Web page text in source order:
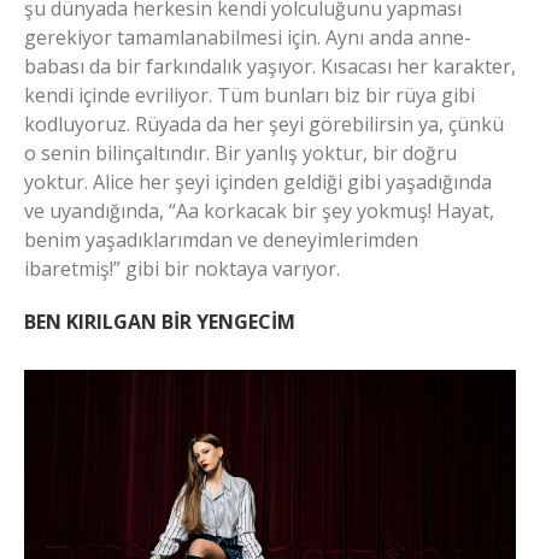
şu dünyada herkesin kendi yolculuğunu yapması
gerekiyor tamamlanabilmesi için. Aynı anda anne-
babası da bir farkındalık yaşıyor. Kısacası her karakter,
kendi içinde evriliyor. Tüm bunları biz bir rüya gibi
kodluyoruz. Rüyada da her şeyi görebilirsin ya, çünkü
o senin bilinçaltındır. Bir yanlış yoktur, bir doğru
yoktur. Alice her şeyi içinden geldiği gibi yaşadığında
ve uyandığında, “Aa korkacak bir şey yokmuş! Hayat,
benim yaşadıklarımdan ve deneyimlerimden
ibaretmiş!” gibi bir noktaya varıyor.
BEN KIRILGAN BİR YENGECİM